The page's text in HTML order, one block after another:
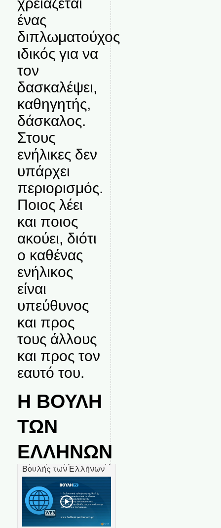
ένας
διπλωματούχος
ιδικός για να
τον
δασκαλέψει,
καθηγητής,
δάσκαλος.
Στους
ενήλικες δεν
υπάρχει
περιορισμός.
Ποιος λέει
και ποιος
ακούει, διότι
ο καθένας
ενήλικος
είναι
υπεύθυνος
και προς
τους άλλους
και προς τον
εαυτό του.
Η ΒΟΥΛΗ
ΤΩΝ
ΕΛΛΗΝΩΝ